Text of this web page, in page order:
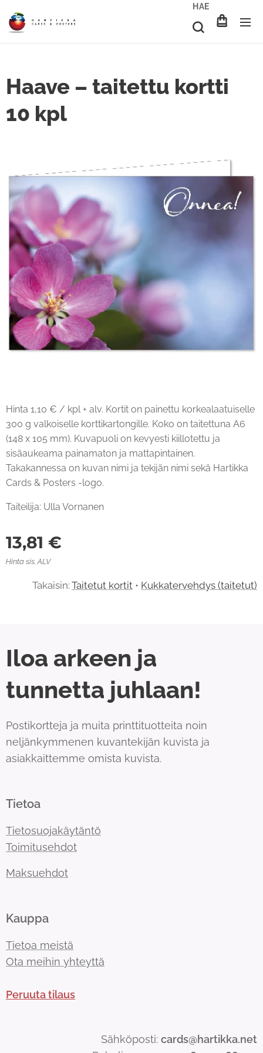
HAE
Haave – taitettu kortti
10 kpl
Hinta 1,10 € / kpl + alv. Kortit on painettu korkealaatuiselle
300 g valkoiselle korttikartongille. Koko on taitettuna A6
(148 x 105 mm). Kuvapuoli on kevyesti kiillotettu ja
sisäaukeama painamaton ja mattapintainen.
Takakannessa on kuvan nimi ja tekijän nimi sekä Hartikka
Cards & Posters -logo.
Taiteilija: Ulla Vornanen
13,81 €
Hinta sis. ALV
Takaisin: Taitetut kortit • Kukkatervehdys (taitetut)
Iloa arkeen ja
tunnetta juhlaan!
Postikortteja ja muita printtituotteita noin
neljänkymmenen kuvantekijän kuvista ja
asiakkaittemme omista kuvista.
Tietoa
Tietosuojakäytäntö
Toimitusehdot
Maksuehdot
Kauppa
Tietoa meistä
Ota meihin yhteyttä
Peruuta tilaus
Sähköposti: cards@hartikka.net